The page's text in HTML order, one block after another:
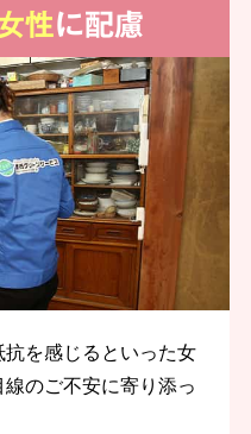
性に配慮
を感じるといった女
のご不安に寄り添っ